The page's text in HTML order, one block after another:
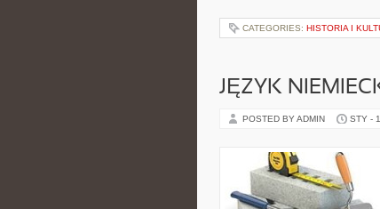
CATEGORIES: HISTORIA I
JĘZYK
POSTED BY ADMIN STY -